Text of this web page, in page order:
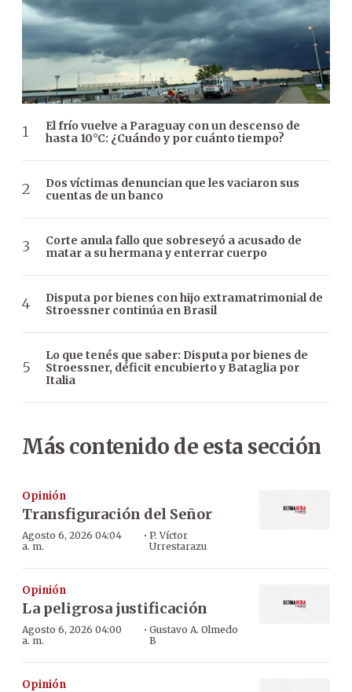
El frío vuelve a Paraguay con un descenso de
hasta 10°C: ¿Cuándo y por cuánto tiempo?
Dos víctimas denuncian que les vaciaron sus
cuentas de un banco
Corte anula fallo que sobreseyó a acusado de
matar a su hermana y enterrar cuerpo
Disputa por bienes con hijo extramatrimonial de
Stroessner continúa en Brasil
Lo que tenés que saber: Disputa por bienes de
Stroessner, déficit encubierto y Bataglia por
Italia
Más contenido de esta sección
Opinión
Transfiguración del Señor
Agosto 6, 2026 04:04
a. m.
· P. Víctor
Urrestarazu
Opinión
La peligrosa justificación
Agosto 6, 2026 04:00
a. m.
· Gustavo A. Olmedo
B
Opinión